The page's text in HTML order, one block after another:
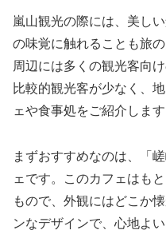
嵐山観光の際には、美し
の味覚に触れることも旅
周辺には多くの観光客向
比較的観光客が少なく、
ェや食事処をご紹介します
まずおすすめなのは、「
ェです。このカフェはも
もので、外観にはどこか
ンなデザインで、心地よ